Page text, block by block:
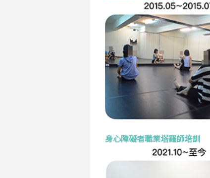
身心障礙者職業塔羅師培訓